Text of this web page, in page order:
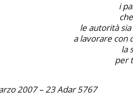
i
le autorità
a lavorare con
la
per
2007 – 23 Adar 5767